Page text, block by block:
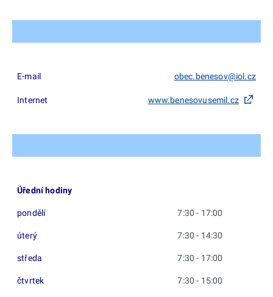
E-mail obec.benesov@iol.cz
Internet www.benesovusemil.cz
Úřední hodiny
pondělí 7:30 - 17:00
úterý 7:30 - 14:30
středa 7:30 - 17:00
čtvrtek 7:30 - 15:00